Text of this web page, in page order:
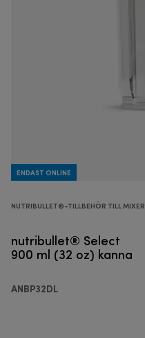
ENDAST ONLINE
NUTRIBULLET®-TILLBEHÖR TILL MIXER
nutribullet® Select
900 ml (32 oz) kanna
ANBP32DL